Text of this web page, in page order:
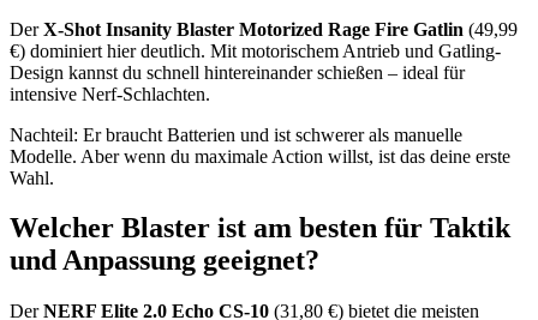
DerX-Shot Insanity Blaster Motorized Rage Fire Gatlin (49,99
€) dominiert hier deutlich. Mit motorischem Antrieb und Gatling-
Design kannst du schnell hintereinander schießen – ideal für
intensive Nerf-Schlachten.
Nachteil: Er braucht Batterien und ist schwerer als manuelle
Modelle. Aber wenn du maximale Action willst, ist das deine erste
Wahl.
Welcher Blaster ist am besten für Taktik
und Anpassung geeignet?
DerNERF Elite 2.0 Echo CS-10 (31,80 €) bietet die meisten